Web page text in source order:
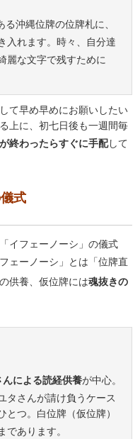
縄位牌の位牌札に、
入れます。時々、自分達
麗な文字で残すために
て早め早めにお願いしたい
上に、初七日後も一週間毎
終わったらすぐに手配して
式
イフェーノーシ」の儀式
ェーノーシ」とは「位牌直
供養、仮位牌には魂抜きの
んによる読経供養が中心。
タさんが請け負うケース
とつ。白位牌（仮位牌）
であります。